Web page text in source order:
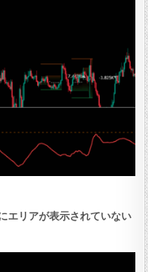
エリアが表示されていない